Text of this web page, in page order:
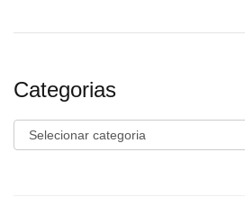
Categorias
Categorias